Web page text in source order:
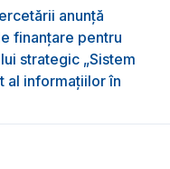
anunță
finanțare pentru
strategic „Sistem
al informațiilor în